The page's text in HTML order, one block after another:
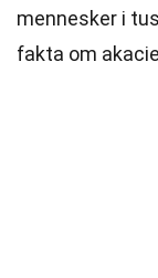
mennesker i
fakta om